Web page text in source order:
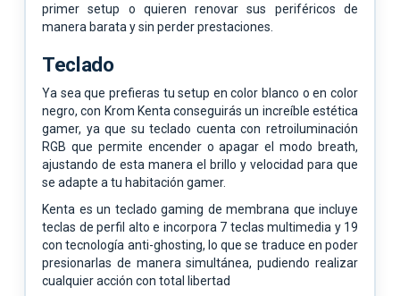
primer setup o quieren renovar sus periféricos de
manera barata y sin perder prestaciones.
Teclado
Ya sea que prefieras tu setup en color blanco o en color
negro, con Krom Kenta conseguirás un increíble estética
gamer, ya que su teclado cuenta con retroiluminación
RGB que permite encender o apagar el modo breath,
ajustando de esta manera el brillo y velocidad para que
se adapte a tu habitación gamer.
Kenta es un teclado gaming de membrana que incluye
teclas de perfil alto e incorpora 7 teclas multimedia y 19
con tecnología anti-ghosting, lo que se traduce en poder
presionarlas de manera simultánea, pudiendo realizar
cualquier acción con total libertad